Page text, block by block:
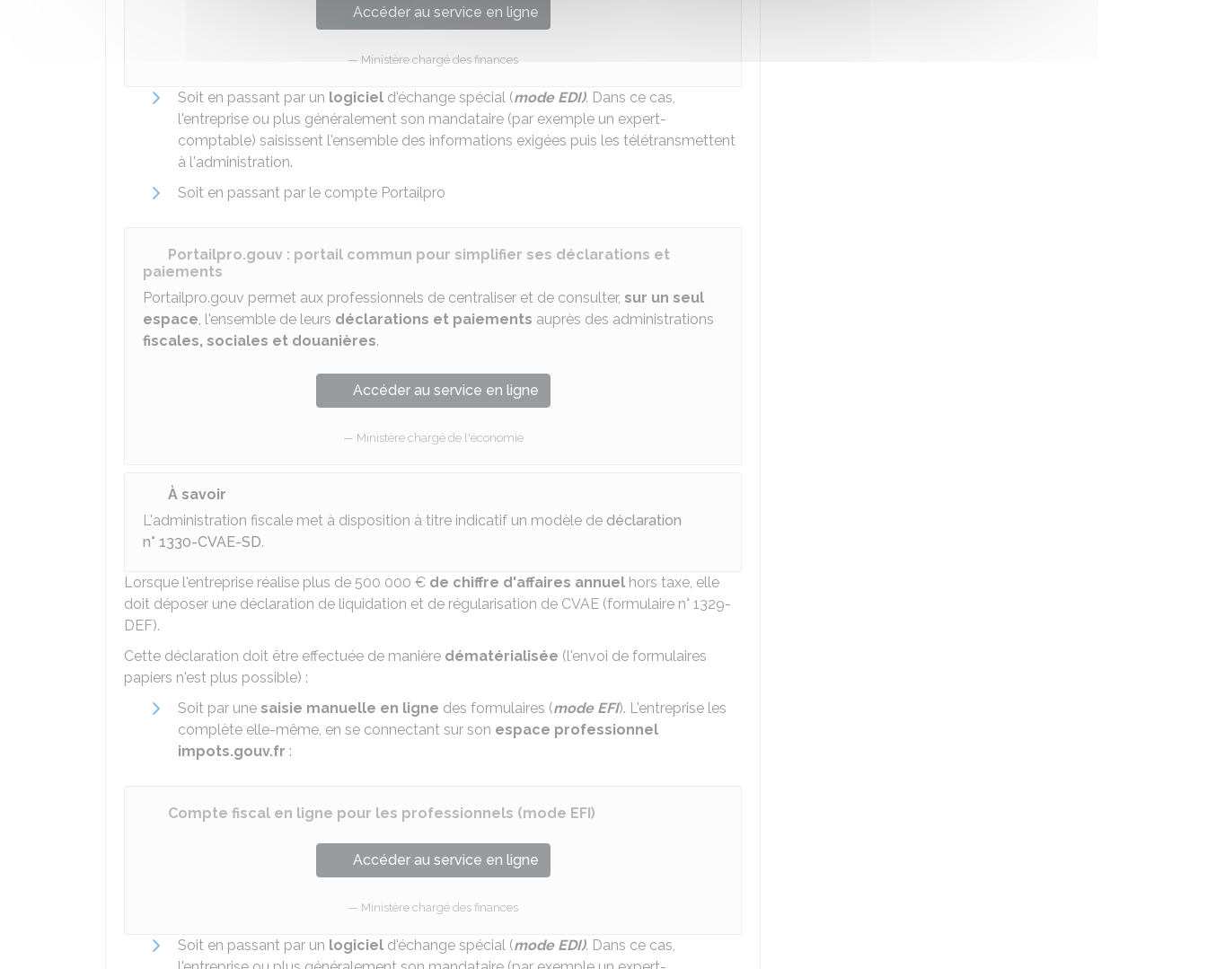
Accéder au service en ligne
Ministère chargé des finances
Soit en passant par un logiciel d'échange spécial (mode EDI). Dans ce cas,
l'entreprise ou plus généralement son mandataire (par exemple un expert-
comptable) saisissent l'ensemble des informations exigées puis les télétransmettent
à l'administration.
Soit en passant par le compte Portailpro
Portailpro.gouv : portail commun pour simplifier ses déclarations et
paiements
Portailpro.gouv permet aux professionnels de centraliser et de consulter, sur un seul
espace, l'ensemble de leurs déclarations et paiements auprès des administrations
fiscales, sociales et douanières.
Accéder au service en ligne
Ministère chargé de l'économie
À savoir
L'administration fiscale met à disposition à titre indicatif un modèle de déclaration
n° 1330-CVAE-SD.
Lorsque l'entreprise réalise plus de 500 000 € de chiffre d'affaires annuel hors taxe, elle
doit déposer une déclaration de liquidation et de régularisation de CVAE (formulaire n° 1329-
DEF).
Cette déclaration doit être effectuée de manière dématérialisée (l'envoi de formulaires
papiers n'est plus possible) :
Soit par une saisie manuelle en ligne des formulaires (mode EFI). L'entreprise les
complète elle-même, en se connectant sur son espace professionnel
impots.gouv.fr :
Compte fiscal en ligne pour les professionnels (mode EFI)
Accéder au service en ligne
Ministère chargé des finances
Soit en passant par un logiciel d'échange spécial (mode EDI). Dans ce cas,